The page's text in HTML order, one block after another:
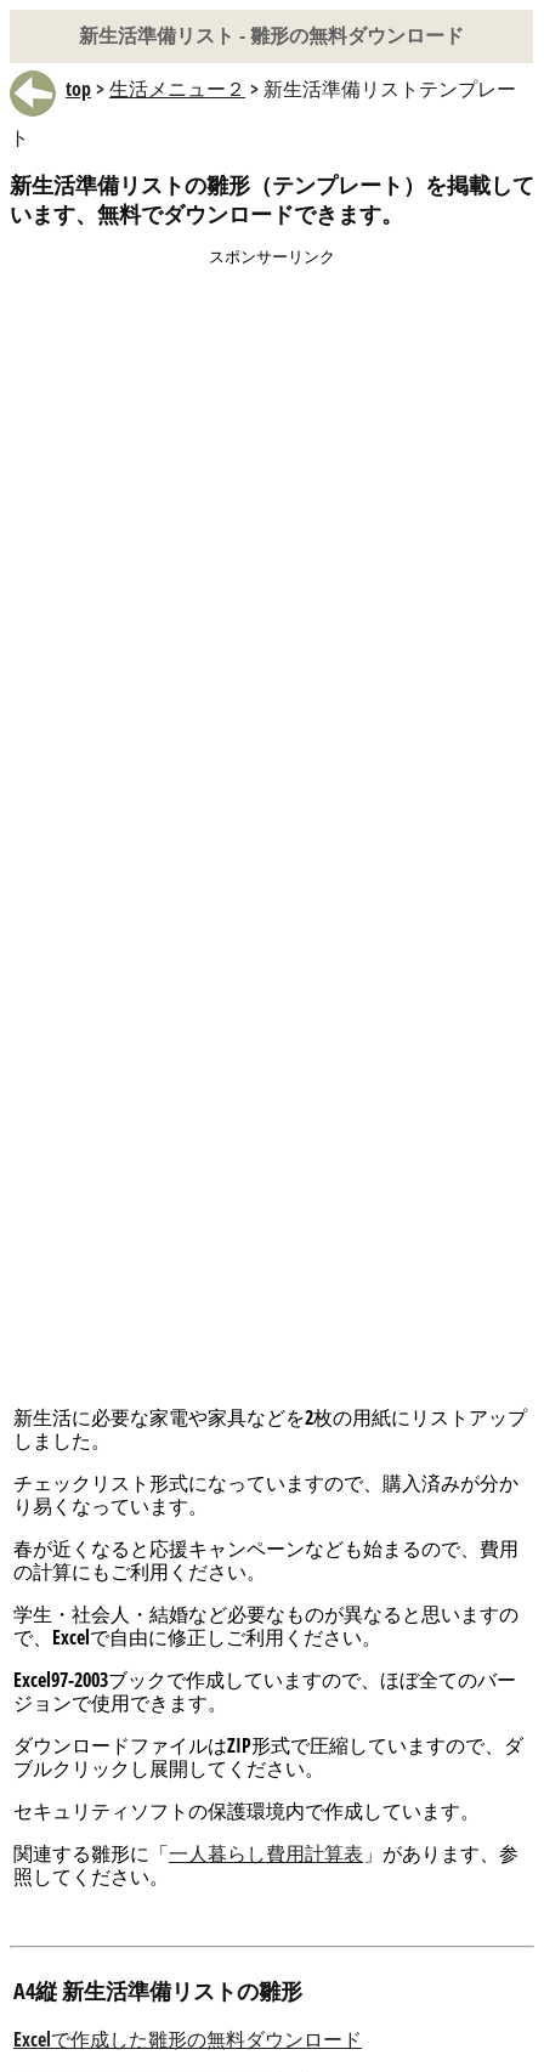
新生活準備リスト - 雛形の無料ダウンロード
top>生活メニュー２ > 新生活準備リストテンプレー
ト
新生活準備リストの雛形（テンプレート）を掲載して
います、無料でダウンロードできます。
スポンサーリンク
新生活に必要な家電や家具などを2枚の用紙にリストアップ
しました。
チェックリスト形式になっていますので、購入済みが分か
り易くなっています。
春が近くなると応援キャンペーンなども始まるので、費用
の計算にもご利用ください。
学生・社会人・結婚など必要なものが異なると思いますの
で、Excelで自由に修正しご利用ください。
Excel97-2003ブックで作成していますので、ほぼ全てのバー
ジョンで使用できます。
ダウンロードファイルはZIP形式で圧縮していますので、ダ
ブルクリックし展開してください。
セキュリティソフトの保護環境内で作成しています。
関連する雛形に「一人暮らし費用計算表 」があります、参
照してください。
A4縦 新生活準備リストの雛形
Excelで作成した雛形の無料ダウンロード